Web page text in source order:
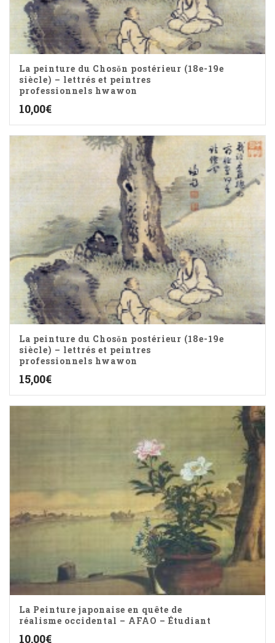
La peinture du Chosǒn postérieur (18e-19e
siècle) – lettrés et peintres
professionnels hwawon
10,00€
La peinture du Chosǒn postérieur (18e-19e
siècle) – lettrés et peintres
professionnels hwawon
15,00€
La Peinture japonaise en quête de
réalisme occidental – AFAO – Étudiant
10,00€